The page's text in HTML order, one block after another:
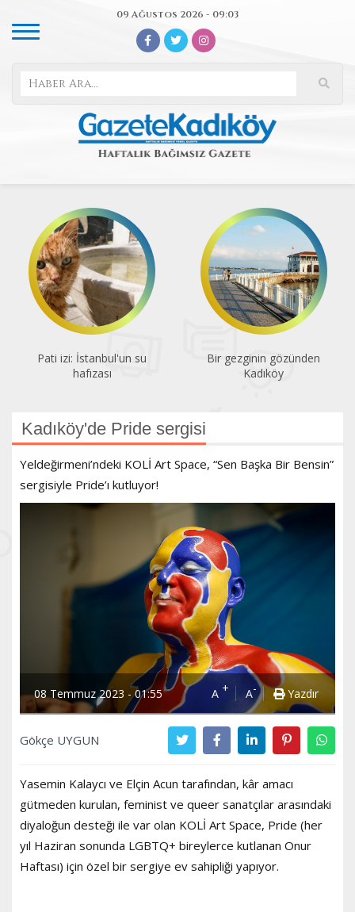
09 Ağustos 2026 - 09:03
Pati izi: İstanbul'un su
hafızası
Bir gezginin gözünden
Kadıköy
Kadıköy'de Pride sergisi
Yeldeğirmeni’ndeki KOLİ Art Space, “Sen Başka Bir Bensin”
sergisiyle Pride’ı kutluyor!
08 Temmuz 2023 - 01:55 A + A- Yazdır
Gökçe UYGUN
Yasemin Kalaycı ve Elçin Acun tarafından, kâr amacı
gütmeden kurulan, feminist ve queer sanatçılar arasındaki
diyaloğun desteği ile var olan KOLİ Art Space, Pride (her
yıl Haziran sonunda LGBTQ+ bireylerce kutlanan Onur
Haftası) için özel bir sergiye ev sahipliği yapıyor.